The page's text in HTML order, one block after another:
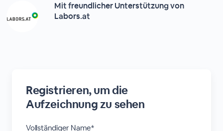
Mit freundlicher Unterstützung von
Labors.at
Registrieren, um die
Aufzeichnung zu sehen
Vollständiger Name*